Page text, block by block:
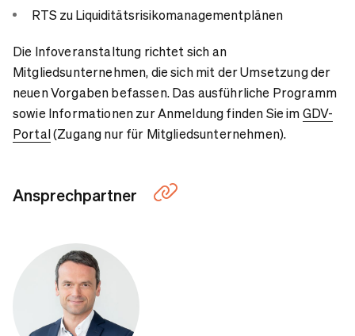
RTS zu Liquiditätsrisikomanagementplänen
Die Infoveranstaltung richtet sich an
Mitgliedsunternehmen, die sich mit der Umsetzung der
neuen Vorgaben befassen. Das ausführliche Programm
sowie Informationen zur Anmeldung finden Sie imGDV-
Portal(Zugang nur für Mitgliedsunternehmen).
Ansprechpartner